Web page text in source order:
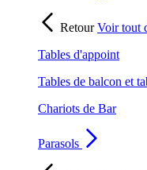
RetourVoir tout
Tables d'appoint
Tables de balcon et
Chariots de Bar
Parasols